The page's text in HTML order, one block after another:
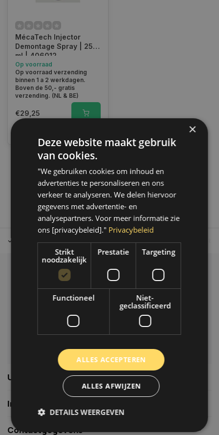
MécaTech Injector
Demontage Spray | 250
ml | 406012
Op voorraad
Op voorraad verzending
binnen 1 a 2 werkdagen.
Boven de 50,- gratis
verzending. (NL & BE)
€29,25
1
Tot 30 dagen retour sturen. Op werkdagen voor 14.00 uur
Klantenservice
Veelgestelde vragen
06-39119169
info@autoklusser.nl
Usefull links
Informatie
Contactgegevens
×
Deze website maakt gebruik
van cookies.
"We gebruiken cookies om inhoud en
advertenties te personaliseren en ons
verkeer te analyseren. We delen hiervoor
gegevens met advertentie- en
analysepartners. Voor meer informatie zie
ons [privacybeleid]." Privacybeleid
Strikt
noodzakelijk
Prestatie Targeting
Functioneel
Niet-
geclassificeerd
ALLES ACCEPTEREN
ALLES AFWIJZEN
DETAILS WEERGEVEN